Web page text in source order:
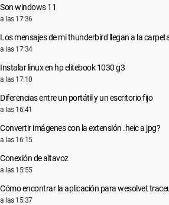
Son windows 11
a las 17:36
Los mensajes de mi thunderbird llegan a la
a las 17:34
Instalar linux en hp elitebook 1030 g3
a las 17:10
Diferencias entre un portátil y un escritorio fijo
a las 16:41
Convertir imágenes con la extensión .heic a jpg?
a las 16:15
Conexión de altavoz
a las 15:55
Cómo encontrar la aplicación para wesolvet
a las 15:37